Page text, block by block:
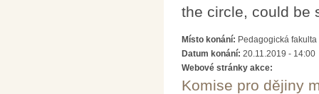
the circle, could be
Místo konání: Pedagogická
Datum konání: 20.11.2019 - 14:00
Webové stránky akce:
Komise pro dějiny